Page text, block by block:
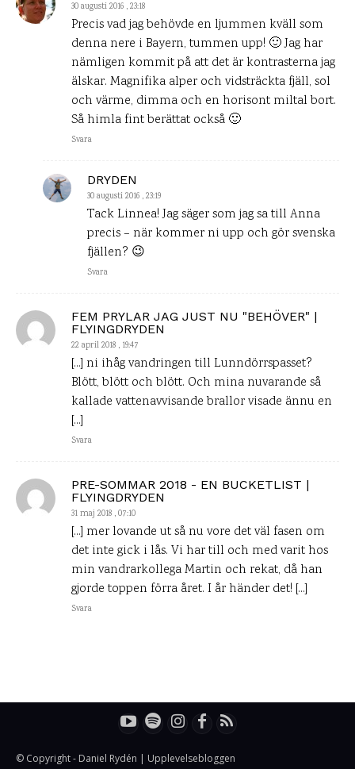
30 augusti 2016 , 23:18
Precis vad jag behövde en ljummen kväll som
denna nere i Bayern, tummen upp! 🙂 Jag har
nämligen kommit på att det är kontrasterna jag
älskar. Magnifika alper och vidsträckta fjäll, sol
och värme, dimma och en horisont miltal bort.
Så himla fint berättat också 🙂
Svara
DRYDEN
30 augusti 2016 , 23:19
Tack Linnea! Jag säger som jag sa till Anna
precis – när kommer ni upp och gör svenska
fjällen? 😉
Svara
FEM PRYLAR JAG JUST NU "BEHÖVER" |
FLYINGDRYDEN
22 april 2018 , 19:47
[…] ni ihåg vandringen till Lunndörrspasset?
Blött, blött och blött. Och mina nuvarande så
kallade vattenavvisande brallor visade ännu en
[…]
Svara
PRE-SOMMAR 2018 - EN BUCKETLIST |
FLYINGDRYDEN
31 maj 2018 , 07:10
[…] mer lovande ut så nu vore det väl fasen om
det inte gick i lås. Vi har till och med varit hos
min vandrarkollega Martin och rekat, då han
gjorde toppen förra året. I år händer det! […]
Svara
© Copyright - Daniel Rydén | Upplevelsebloggen